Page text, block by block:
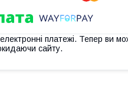
платежі. Тепер ви
сайту.